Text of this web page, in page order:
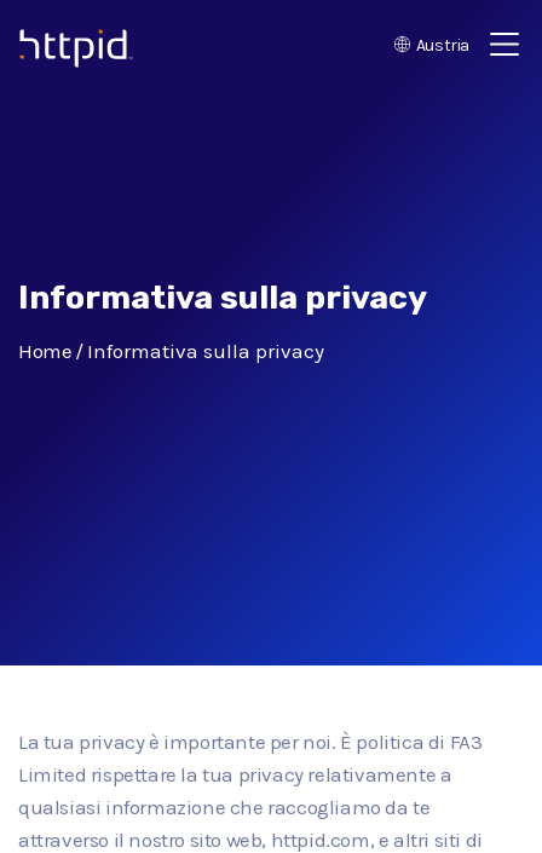
™
Austria
Informativa sulla privacy
Home Informativa sulla privacy
La tua privacy è importante per noi. È politica di FA3
Limited rispettare la tua privacy relativamente a
qualsiasi informazione che raccogliamo da te
attraverso il nostro sito web, httpid.com, e altri siti di